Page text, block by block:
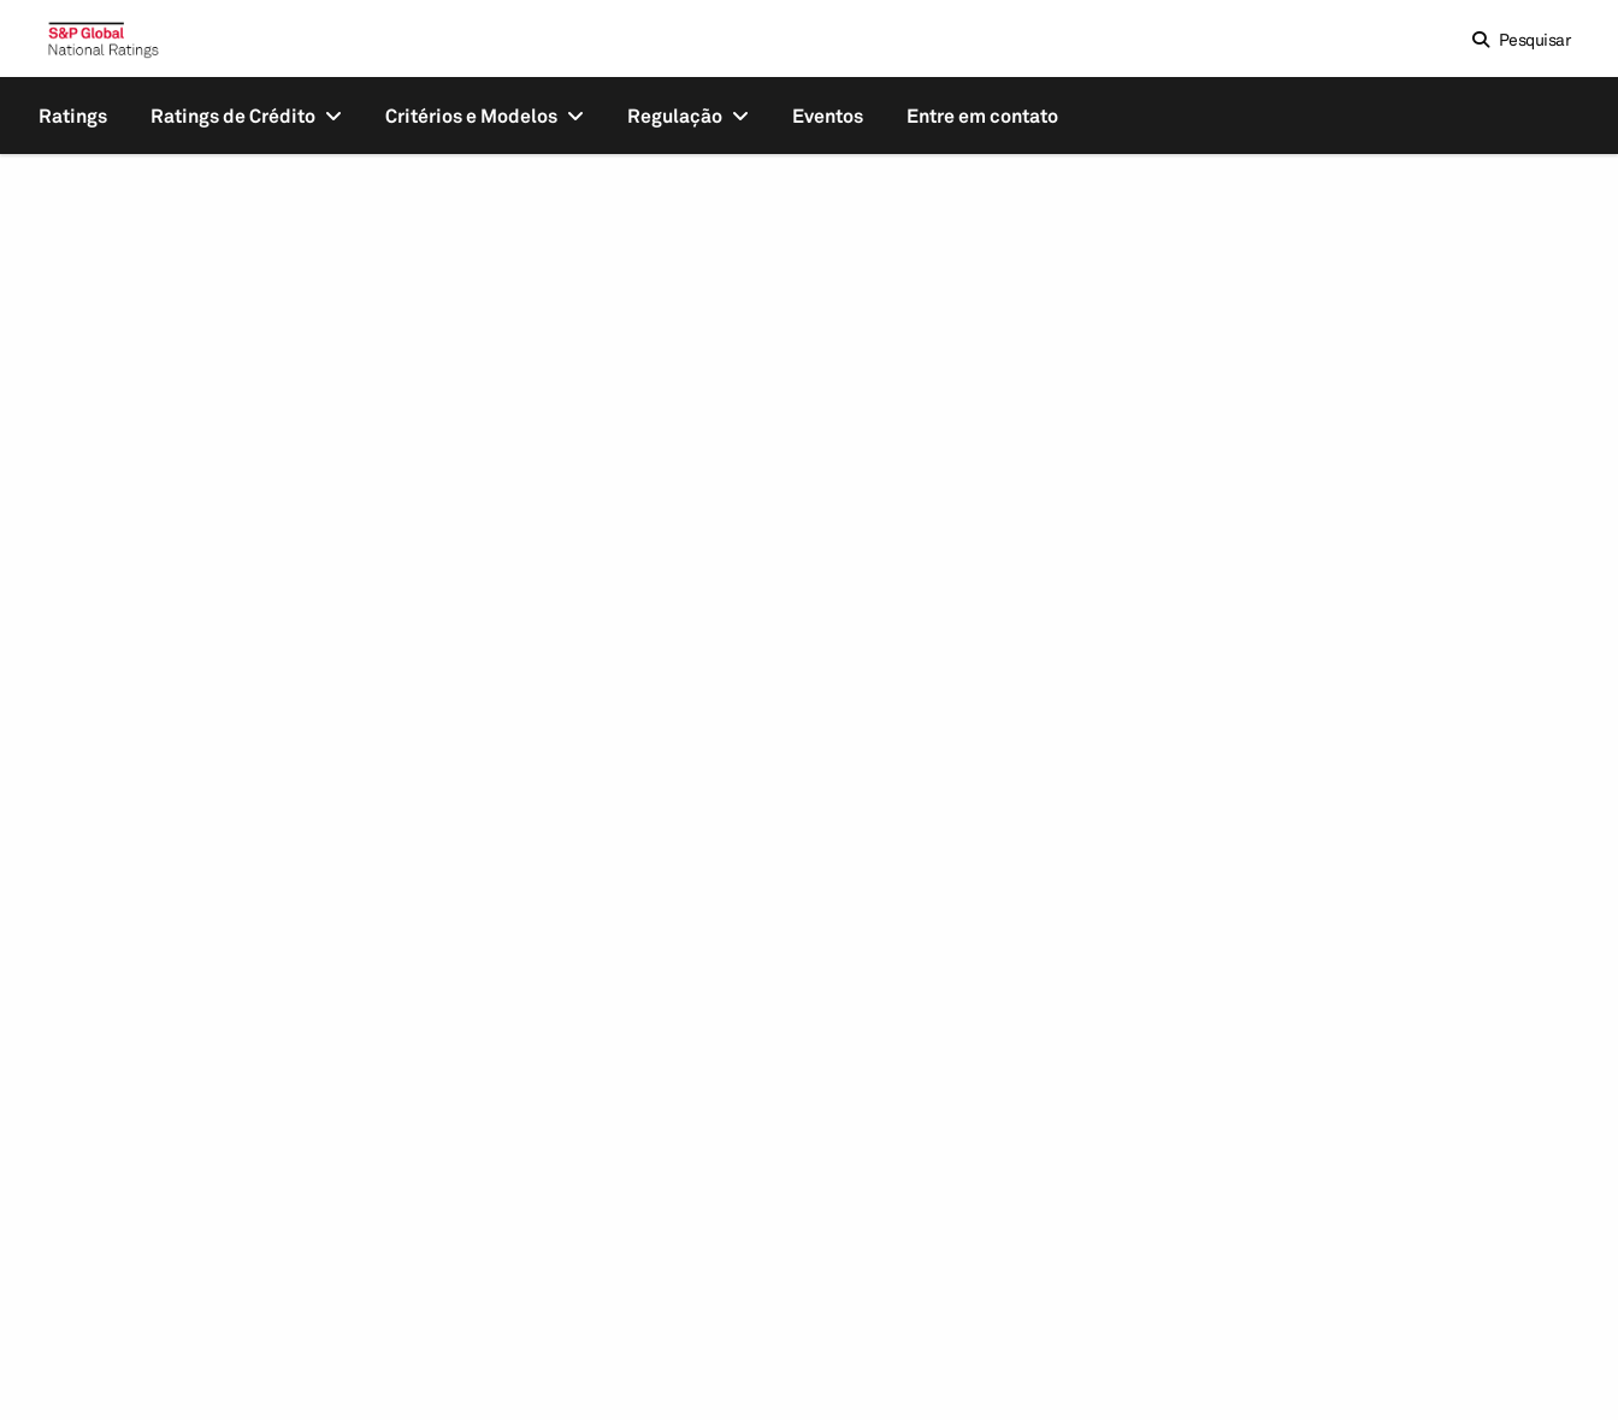
Pesquisar
Ratings Ratings de Crédito Critérios e Modelos Regulação Eventos Entre em contato